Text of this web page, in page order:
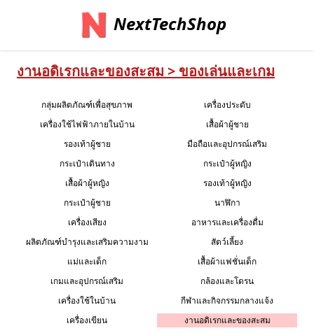
NextTechShop
งานอดิเรกและของสะสม > ของเล่นและเกม
กลุ่มผลิตภัณฑ์เพื่อสุขภาพ
เครื่องประดับ
เครื่องใช้ไฟฟ้าภายในบ้าน
เสื้อผ้าผู้ชาย
รองเท้าผู้ชาย
มือถือและอุปกรณ์เสริม
กระเป๋าเดินทาง
กระเป๋าผู้หญิง
เสื้อผ้าผู้หญิง
รองเท้าผู้หญิง
กระเป๋าผู้ชาย
นาฬิกา
เครื่องเสียง
อาหารและเครื่องดื่ม
ผลิตภัณฑ์บำรุงและเสริมความงาม
สัตว์เลี้ยง
แม่และเด็ก
เสื้อผ้าแฟชั่นเด็ก
เกมและอุปกรณ์เสริม
กล้องและโดรน
เครื่องใช้ในบ้าน
กีฬาและกิจกรรมกลางแจ้ง
เครื่องเขียน
งานอดิเรกและของสะสม